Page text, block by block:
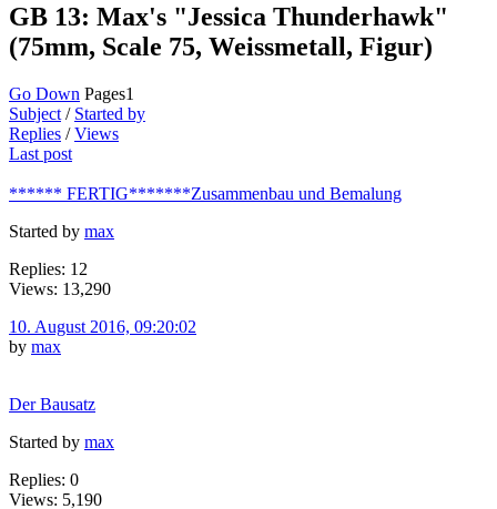
GB 13: Max's "Jessica Thunderhawk"
(75mm, Scale 75, Weissmetall, Figur)
Go Down Pages1
Subject / Started by
Replies /Views
Last post
****** FERTIG*******Zusammenbau und Bemalung
Started by max
Replies: 12
Views: 13,290
10. August 2016, 09:20:02
by max
Der Bausatz
Started by max
Replies: 0
Views: 5,190